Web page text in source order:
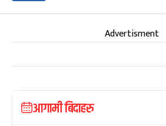
Advertisment
आगामी बिदाहरु